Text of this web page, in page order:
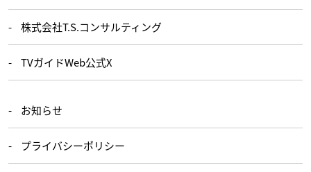
株式会社T.S.コンサルティング
TVガイドWeb公式X
お知らせ
プライバシーポリシー